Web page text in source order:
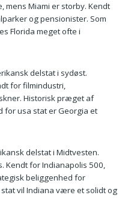
mens Miami er storby. Kendt
og pensionister. Som
Florida meget ofte i
delstat i sydøst.
for filmindustri,
Historisk præget af
for usa stat er Georgia et
delstat i Midtvesten.
Kendt for Indianapolis 500,
beliggenhed for
vil Indiana være et solidt og